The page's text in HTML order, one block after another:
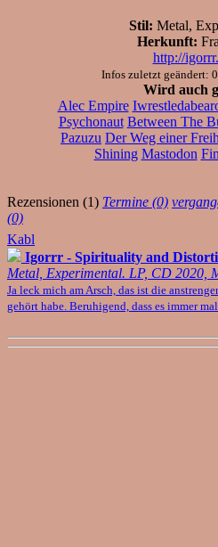
Stil: Metal,
Herkunft:
http://
Infos zuletzt geändert:
Wird auch
Alec Empire
Psychonaut Between The
Pazuzu Der Weg einer
Shining Mastodon
Rezensionen (1) Termine (0)
(0)
Kabl
Igorrr - Spirituality and
Metal, Experimental. LP, CD 2020,
Ja leck mich am Arsch, das ist die
gehört habe. Beruhigend, dass es immer